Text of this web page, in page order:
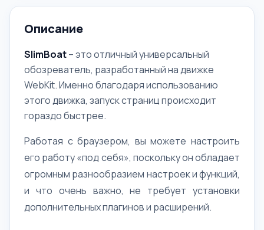
Описание
SlimBoat– это отличный универсальный
обозреватель, разработанный на движке
WebKit. Именно благодаря использованию
этого движка, запуск страниц происходит
гораздо быстрее.
Работая с браузером, вы можете настроить
его работу «под себя», поскольку он обладает
огромным разнообразием настроек и функций,
и что очень важно, не требует установки
дополнительных плагинов и расширений.